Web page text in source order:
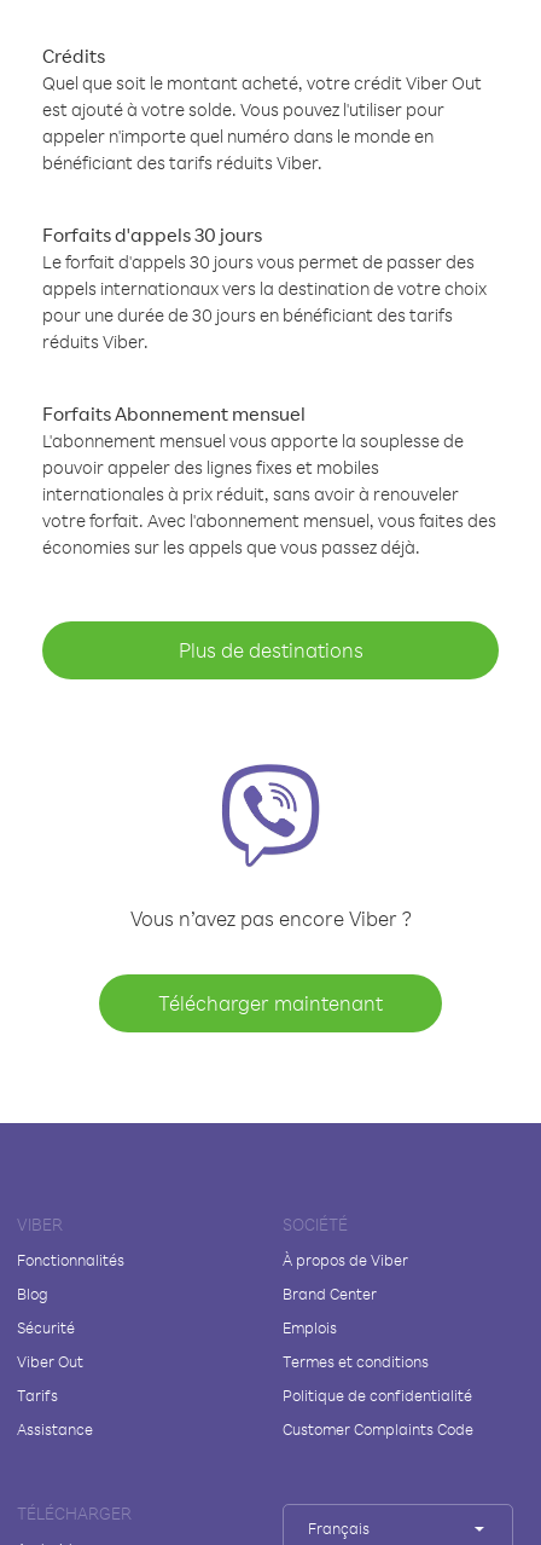
Crédits
Quel que soit le montant acheté, votre crédit Viber Out
est ajouté à votre solde. Vous pouvez l'utiliser pour
appeler n'importe quel numéro dans le monde en
bénéficiant des tarifs réduits Viber.
Forfaits d'appels 30 jours
Le forfait d'appels 30 jours vous permet de passer des
appels internationaux vers la destination de votre choix
pour une durée de 30 jours en bénéficiant des tarifs
réduits Viber.
Forfaits Abonnement mensuel
L'abonnement mensuel vous apporte la souplesse de
pouvoir appeler des lignes fixes et mobiles
internationales à prix réduit, sans avoir à renouveler
votre forfait. Avec l'abonnement mensuel, vous faites des
économies sur les appels que vous passez déjà.
Plus de destinations
Vous n’avez pas encore Viber ?
Télécharger maintenant
VIBER
Fonctionnalités
Blog
Sécurité
Viber Out
Tarifs
Assistance
SOCIÉTÉ
À propos de Viber
Brand Center
Emplois
Termes et conditions
Politique de confidentialité
Customer Complaints Code
TÉLÉCHARGER
Français